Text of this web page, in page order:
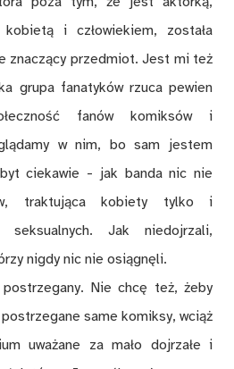
i człowiekiem, została
znaczący przedmiot. Jest mi też
grupa fanatyków rzuca pewien
fanów komiksów i
w nim, bo sam jestem
ciekawie - jak banda nic nie
traktująca kobiety tylko i
seksualnych. Jak niedojrzali,
nigdy nic nie osiągnęli.
Nie chcę też, żeby
same komiksy, wciąż
uważane za mało dojrzałe i